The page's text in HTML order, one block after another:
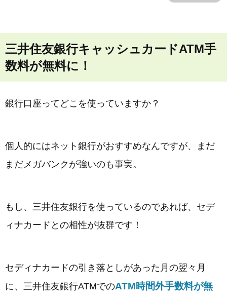
三井住友銀行キャッシュカードATM手
数料が無料に！
銀行口座ってどこを使っていますか？
個人的にはネット銀行がおすすめなんですが、まだ
まだメガバンクが強いのも事実。
もし、三井住友銀行を使っているのであれば、セデ
ィナカードとの相性が抜群です！
セディナカードの引き落としがあった月の翌々月
に、三井住友銀行ATMでのATM時間外手数料が無